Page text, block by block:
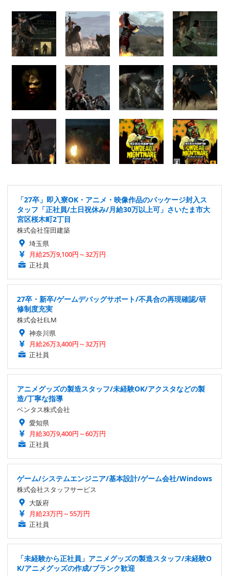
「27卒」即入寮OK・アニメ・映像作品のパッケージ封入ス
タッフ「正社員/土日祝休み/月給30万以上可」さいたま市大
宮区桜木町2丁目
株式会社窪田建築
埼玉県
月給25万9,100円～32万円
正社員
27卒・新卒/ゲームデバッグサポート/不具合の再現確認/研
修制度充実
株式会社ELM
神奈川県
月給26万3,400円～32万円
正社員
アニメグッズの製造スタッフ/未経験OK/アクスタなどの製
造/丁寧な指導
ベンタス株式会社
愛知県
月給30万9,400円～60万円
正社員
ゲーム/システムエンジニア/基本設計/ゲーム会社/Windows
株式会社スタッフサービス
大阪府
月給23万円～55万円
正社員
「未経験から正社員」アニメグッズの製造スタッフ/未経験O
K/アニメグッズの作成/ブランク歓迎